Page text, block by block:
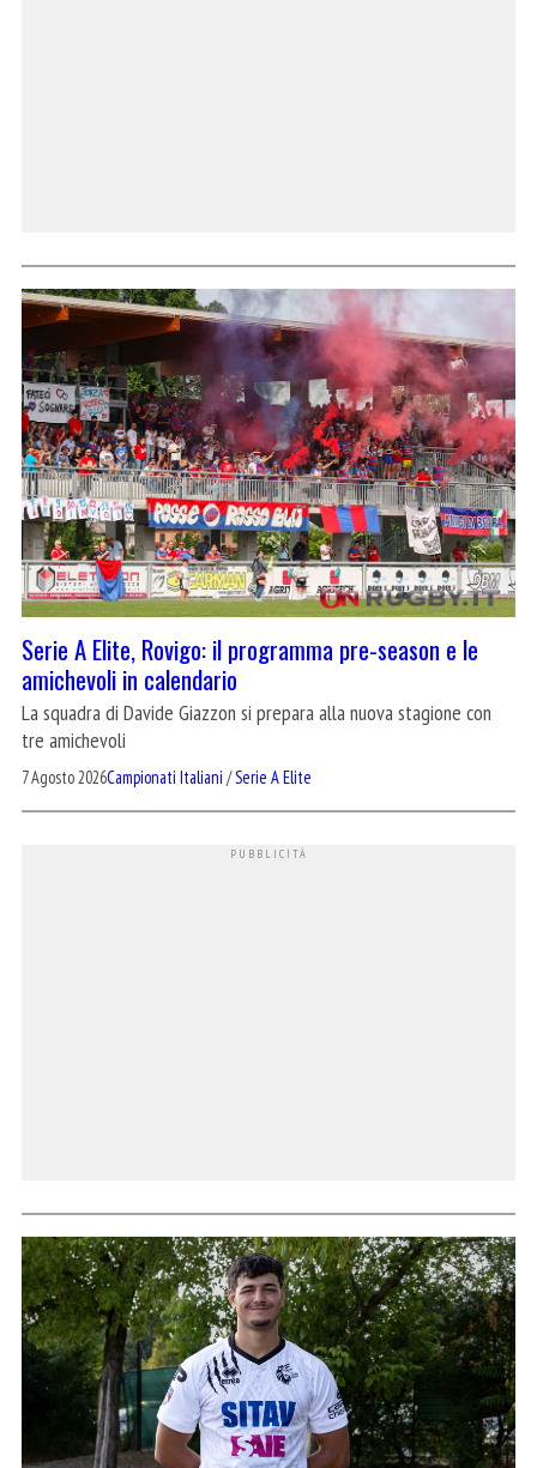
Serie A Elite, Rovigo: il programma pre-season e le
amichevoli in calendario
La squadra di Davide Giazzon si prepara alla nuova stagione con
tre amichevoli
7 Agosto 2026Campionati Italiani /Serie A Elite